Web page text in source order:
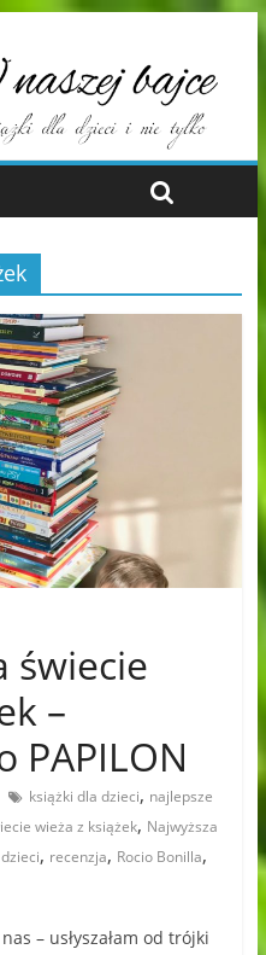
świecie
–
PAPILON
książki dla dzieci, najlepsze
wieża z książek, Najwyższa
, recenzja, Rocio Bonilla,
– usłyszałam od trójki